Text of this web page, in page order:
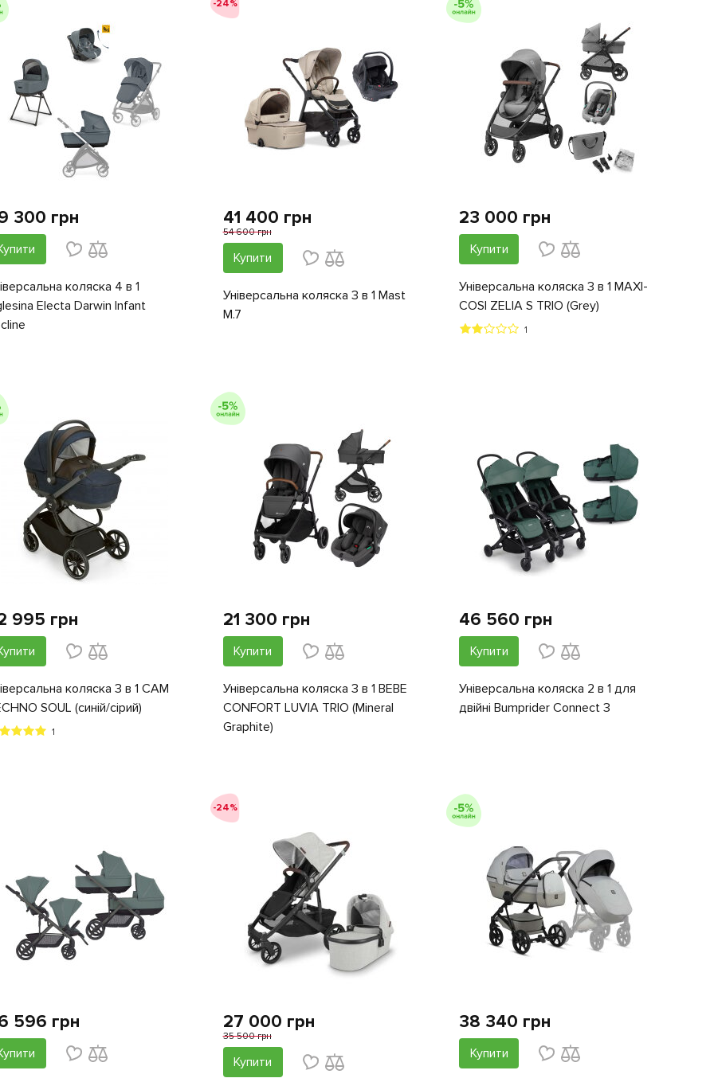
300 грн
коляска 4 в 1
Electa Darwin Infant
-24%
41 400 грн
54 600 грн
Купити
Універсальна коляска 3 в 1 Mast
M.7
23 000 грн
Купити
Універсальна коляска 3 в 1 MAXI-
COSI ZELIA S TRIO (Grey)
1
995 грн
коляска 3 в 1 CAM
SOUL (синій/сірий)
1
21 300 грн
Купити
Універсальна коляска 3 в 1 BEBE
CONFORT LUVIA TRIO (Mineral
Graphite)
46 560 грн
Купити
Універсальна коляска 2 в 1 для
двійні Bumprider Connect 3
596 грн
-24%
27 000 грн
35 500 грн
Купити
38 340 грн
Купити